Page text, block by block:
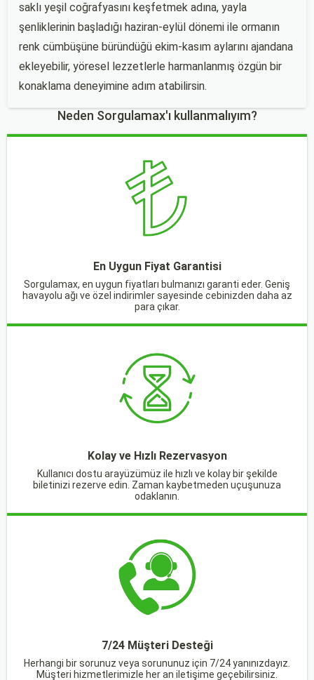
saklı yeşil coğrafyasını keşfetmek adına, yayla
şenliklerinin başladığı haziran-eylül dönemi ile ormanın
renk cümbüşüne büründüğü ekim-kasım aylarını ajandana
ekleyebilir, yöresel lezzetlerle harmanlanmış özgün bir
konaklama deneyimine adım atabilirsin.
Neden Sorgulamax'ı kullanmalıyım?
En Uygun Fiyat Garantisi
Sorgulamax, en uygun fiyatları bulmanızı garanti eder. Geniş
havayolu ağı ve özel indirimler sayesinde cebinizden daha az
para çıkar.
Kolay ve Hızlı Rezervasyon
Kullanıcı dostu arayüzümüz ile hızlı ve kolay bir şekilde
biletinizi rezerve edin. Zaman kaybetmeden uçuşunuza
odaklanın.
7/24 Müşteri Desteği
Herhangi bir sorunuz veya sorununuz için 7/24 yanınızdayız.
Müşteri hizmetlerimizle her an iletişime geçebilirsiniz.